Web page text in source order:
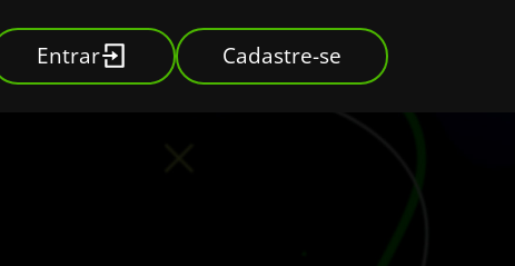
Entrar Cadastre-se